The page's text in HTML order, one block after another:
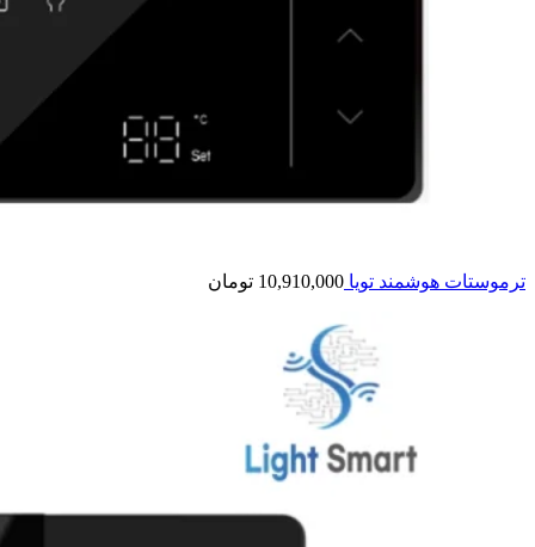
ترموستات هوشمند تویا 10,910,000 تومان